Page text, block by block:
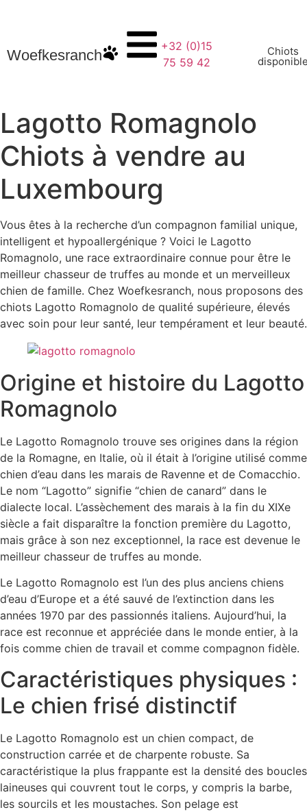
Woefkesranch
+32 (0)15
75 59 42
Chiots
Lagotto Romagnolo
Chiots à vendre au
Luxembourg
Vous êtes à la recherche d’un compagnon familial unique,
intelligent et hypoallergénique ? Voici le Lagotto
Romagnolo, une race extraordinaire connue pour être le
meilleur chasseur de truffes au monde et un merveilleux
chien de famille. Chez Woefkesranch, nous proposons des
chiots Lagotto Romagnolo de qualité supérieure, élevés
avec soin pour leur santé, leur tempérament et leur beauté.
Origine et histoire du Lagotto
Romagnolo
Le Lagotto Romagnolo trouve ses origines dans la région
de la Romagne, en Italie, où il était à l’origine utilisé comme
chien d’eau dans les marais de Ravenne et de Comacchio.
Le nom “Lagotto” signifie “chien de canard” dans le
dialecte local. L’assèchement des marais à la fin du XIXe
siècle a fait disparaître la fonction première du Lagotto,
mais grâce à son nez exceptionnel, la race est devenue le
meilleur chasseur de truffes au monde.
Le Lagotto Romagnolo est l’un des plus anciens chiens
d’eau d’Europe et a été sauvé de l’extinction dans les
années 1970 par des passionnés italiens. Aujourd’hui, la
race est reconnue et appréciée dans le monde entier, à la
fois comme chien de travail et comme compagnon fidèle.
Caractéristiques physiques :
Le chien frisé distinctif
Le Lagotto Romagnolo est un chien compact, de
construction carrée et de charpente robuste. Sa
caractéristique la plus frappante est la densité des boucles
laineuses qui couvrent tout le corps, y compris la barbe,
les sourcils et les moustaches. Son pelage est